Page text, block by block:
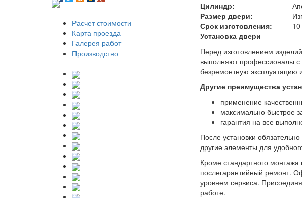
Расчет стоимости
Карта проезда
Галерея работ
Производство
Цилиндр:
Размер двери:
Срок изготовления:
Установка двери
Перед изготовлением
выполняют профессионалы
безремонтную эксплуатацию
Другие преимущества
применение
максимально быстрое
гарантия на все
После установки
другие элементы для
Кроме стандартного
послегарантийный ремонт.
уровнем сервиса.
работе.